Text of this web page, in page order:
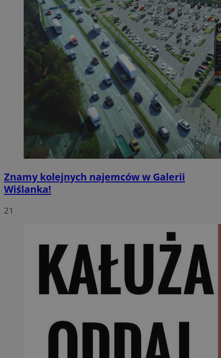
Znamy kolejnych najemców w Galerii
Wiślanka!
21